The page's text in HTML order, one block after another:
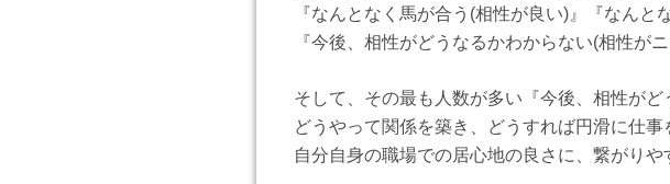
『なんとなく馬が合う(相性が良い)』『なんと
『今後、相性がどうなるかわからない(相性が
そして、その最も人数が多い『今後、相性が
どうやって関係を築き、どうすれば円滑に仕事
自分自身の職場での居心地の良さに、繋がりや